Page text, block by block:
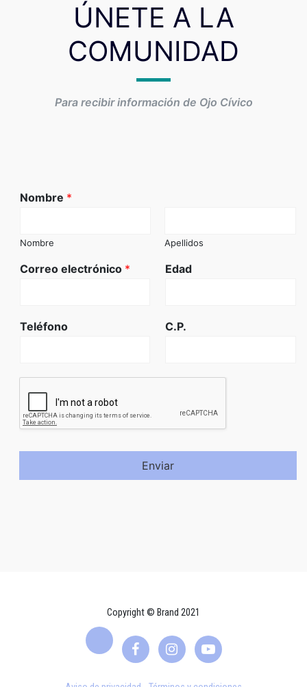
ÚNETE A LA
COMUNIDAD
Para recibir información de Ojo Cívico
Nombre *
Nombre Apellidos
Correo electrónico * Edad
Teléfono C.P.
Enviar
Copyright © Brand 2021